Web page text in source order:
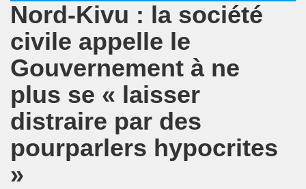
Nord-Kivu : la société
civile appelle le
Gouvernement à ne
plus se « laisser
distraire par des
pourparlers hypocrites
»